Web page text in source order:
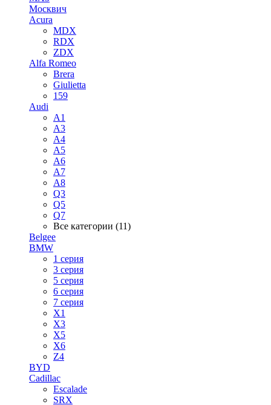
Москвич
Acura
MDX
RDX
ZDX
Alfa Romeo
Brera
Giulietta
159
Audi
A1
A3
A4
A5
A6
A7
A8
Q3
Q5
Q7
Все категории (11)
Belgee
BMW
1 серия
3 серия
5 серия
6 серия
7 серия
X1
X3
X5
X6
Z4
BYD
Cadillac
Escalade
SRX